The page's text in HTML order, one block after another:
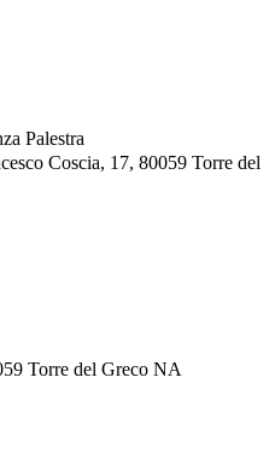
Palestra
Coscia, 17, 80059 Torre del
Torre del Greco NA